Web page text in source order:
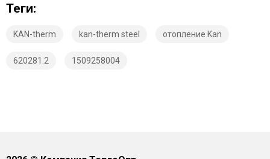
Теги:
KAN-therm kan-therm steel отопление Kan
620281.2 1509258004